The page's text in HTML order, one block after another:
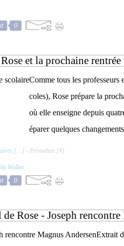
0
Rose et la prochaine
Comme tous les professeurs
coles), Rose prépare la
où elle enseigne depuis
éparer quelques
[… ] - Permalien [#]
Walker
0
Rose - Joseph
Extrait